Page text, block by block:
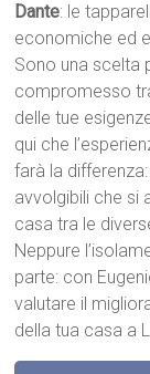
Dante: le
economiche ed
Sono una scelta
compromesso
delle tue
qui che
farà la
avvolgibili che si
casa tra le
Neppure
parte: con
valutare il
della tua casa a